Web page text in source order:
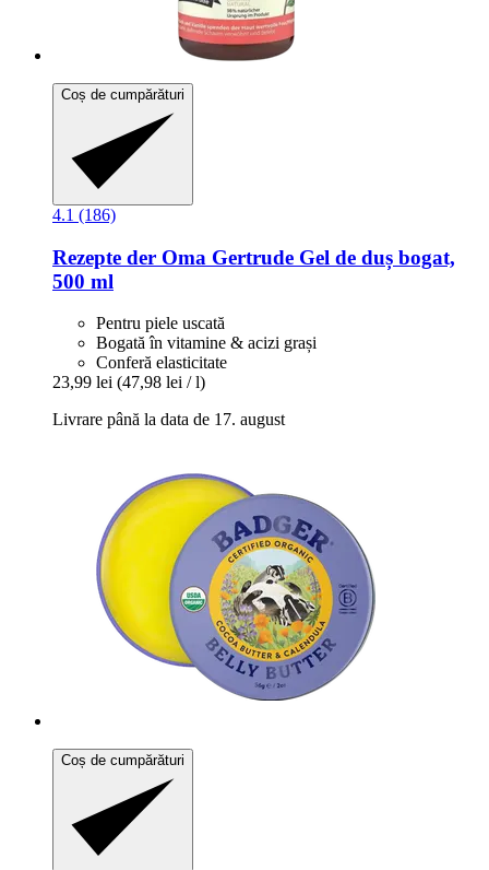
Coș de cumpărături
4.1 (186)
Rezepte der Oma Gertrude Gel de duș bogat,
500 ml
Pentru piele uscată
Bogată în vitamine & acizi grași
Conferă elasticitate
23,99 lei (47,98 lei / l)
Livrare până la data de 17. august
Coș de cumpărături